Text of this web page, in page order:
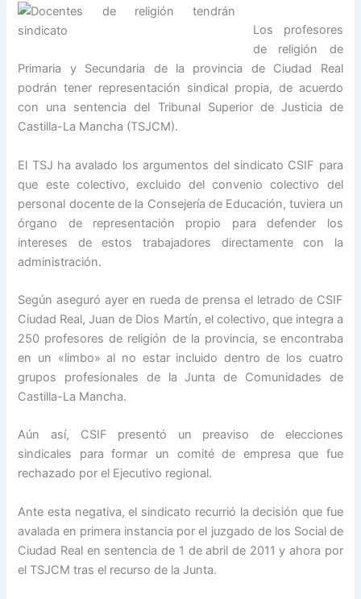
Los profesores
de religión de
Primaria y Secundaria de la provincia de Ciudad Real
podrán tener representación sindical propia, de acuerdo
con una sentencia del Tribunal Superior de Justicia de
Castilla-La Mancha (TSJCM).
El TSJ ha avalado los argumentos del sindicato CSIF para
que este colectivo, excluido del convenio colectivo del
personal docente de la Consejería de Educación, tuviera un
órgano de representación propio para defender los
intereses de estos trabajadores directamente con la
administración.
Según aseguró ayer en rueda de prensa el letrado de CSIF
Ciudad Real, Juan de Dios Martín, el colectivo, que integra a
250 profesores de religión de la provincia, se encontraba
en un «limbo» al no estar incluido dentro de los cuatro
grupos profesionales de la Junta de Comunidades de
Castilla-La Mancha.
Aún así, CSIF presentó un preaviso de elecciones
sindicales para formar un comité de empresa que fue
rechazado por el Ejecutivo regional.
Ante esta negativa, el sindicato recurrió la decisión que fue
avalada en primera instancia por el juzgado de los Social de
Ciudad Real en sentencia de 1 de abril de 2011 y ahora por
el TSJCM tras el recurso de la Junta.